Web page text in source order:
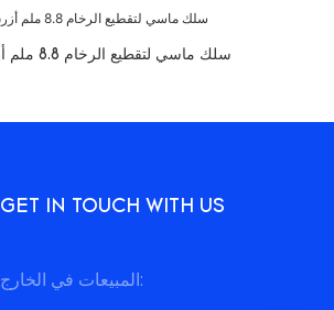
سلك ماسي لتقطيع الرخام 8.8 ملم أزرق
GET IN TOUCH WITH US
المبيعات في الخارج: